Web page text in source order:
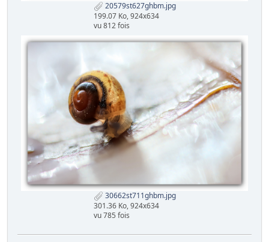
20579st627ghbm.jpg
199.07 Ko, 924x634
vu 812 fois
30662st711ghbm.jpg
301.36 Ko, 924x634
vu 785 fois